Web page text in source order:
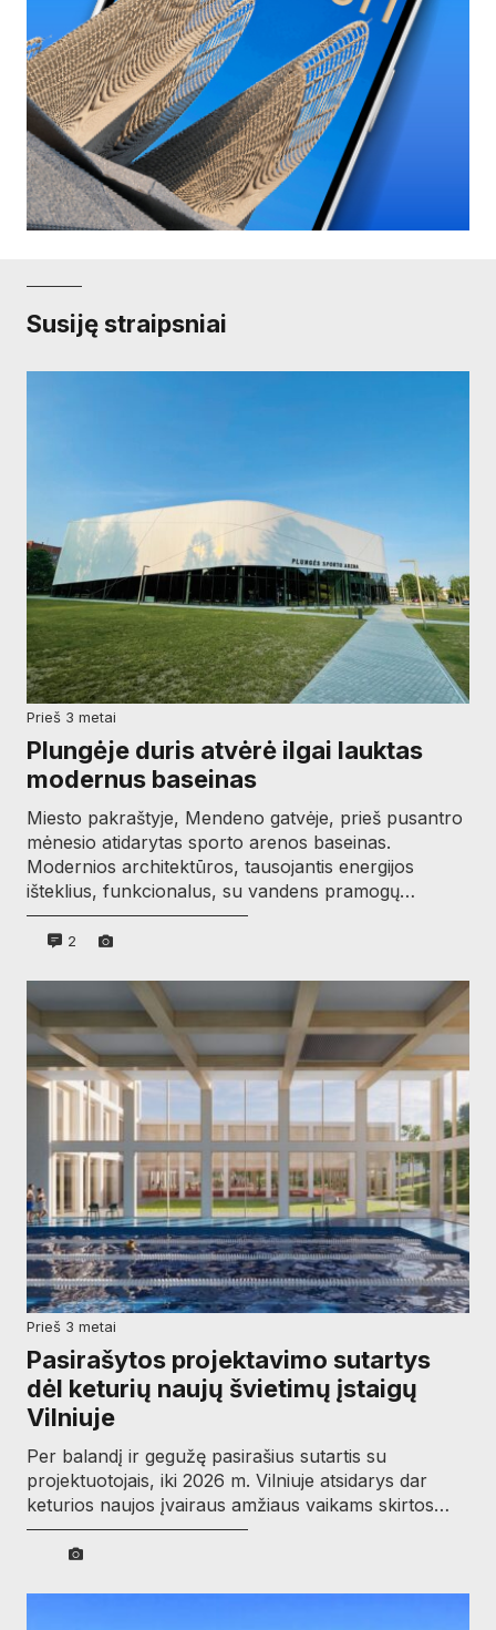
Susiję straipsniai
prieš 3 metai
Plungėje duris atvėrė ilgai lauktas
modernus baseinas
Miesto pakraštyje, Mendeno gatvėje, prieš pusantro
mėnesio atidarytas sporto arenos baseinas.
Modernios architektūros, tausojantis energijos
išteklius, funkcionalus, su vandens pramogų…
2
prieš 3 metai
Pasirašytos projektavimo sutartys
dėl keturių naujų švietimų įstaigų
Vilniuje
Per balandį ir gegužę pasirašius sutartis su
projektuotojais, iki 2026 m. Vilniuje atsidarys dar
keturios naujos įvairaus amžiaus vaikams skirtos…